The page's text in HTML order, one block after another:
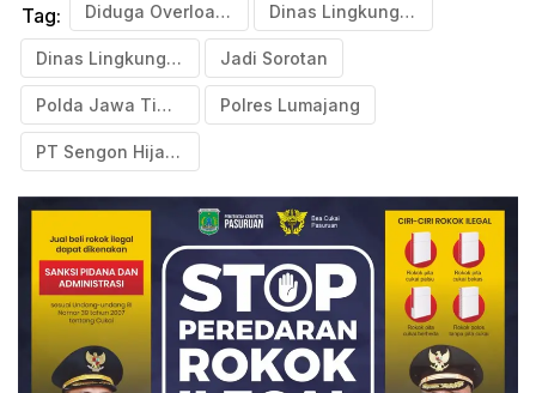
Tag: Diduga Overload Limbah B3 Sejak 2024 Dinas Lingkungan Hidup (DLH) Kabupaten Lumajang
Dinas Lingkungan Hidup (DLH) Provinsi Jawa Timur Jadi Sorotan
Polda Jawa Timur Polres Lumajang
PT Sengon Hijau Lestari